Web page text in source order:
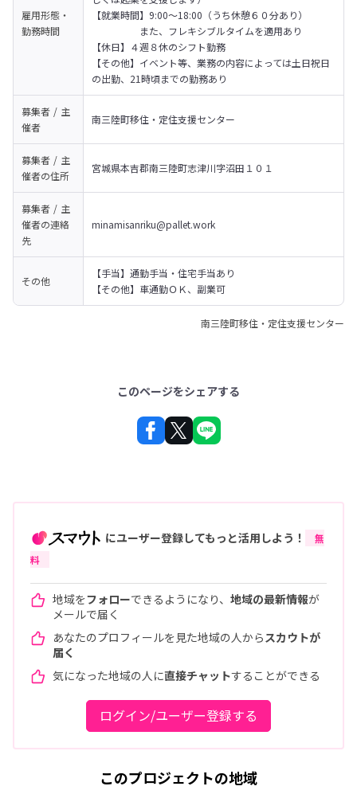
雇用形態・
勤務時間
【就業時間】9:00～18:00（うち休憩６０分あり）
また、フレキシブルタイムを適用あり
【休日】４週８休のシフト勤務
【その他】イベント等、業務の内容によっては土日祝日
の出勤、21時頃までの勤務あり
募集者 / 主
催者
南三陸町移住・定住支援センター
募集者 / 主
催者の住所
宮城県本吉郡南三陸町志津川字沼田１０１
募集者 / 主
催者の連絡
先
minamisanriku@pallet.work
その他
【手当】通勤手当・住宅手当あり
【その他】車通勤ＯＫ、副業可
南三陸町移住・定住支援センター
このページをシェアする
にユーザー登録してもっと活用しよう！
無
料
地域をフォローできるようになり、 地域の最新情報が
メールで届く
あなたのプロフィールを見た地域の人から スカウトが
届く
気になった地域の人に直接チャットすることができる
ログイン/ユーザー登録する
このプロジェクトの地域